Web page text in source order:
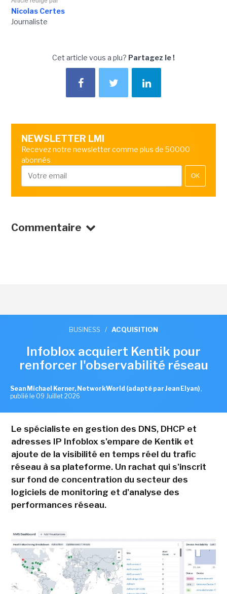
Nicolas Certes
Journaliste
Cet article vous a plu? Partagez le !
NEWSLETTER LMI
Recevez notre newsletter comme plus de 50000
abonnés
OK
Commentaire
BUSINESS / ACQUISITION
Infoblox acquiert Kentik pour
renforcer l'observabilité réseau
Sean Michael Kerner, NetworkWorld (adapté par Jean Elyan) ,
publié le 09 Juillet 2026
Le spécialiste en gestion des DNS, DHCP et
adresses IP Infoblox s'empare de Kentik et
ajoute de la visibilité en temps réel du trafic
réseau à sa plateforme. Un rachat qui s'inscrit
sur fond de concentration du secteur des
logiciels de monitoring et d'analyse des
performances réseau.